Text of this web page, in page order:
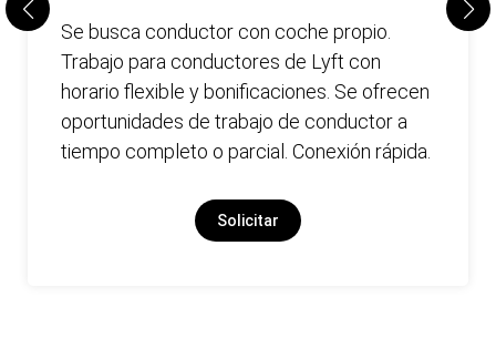
Se busca conductor con coche propio.
Trabajo para conductores de Lyft con
horario flexible y bonificaciones. Se ofrecen
oportunidades de trabajo de conductor a
tiempo completo o parcial. Conexión rápida.
Solicitar